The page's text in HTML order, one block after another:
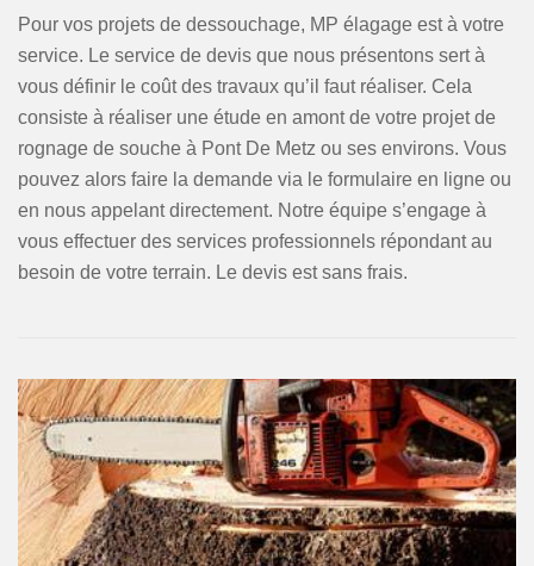
Pour vos projets de dessouchage, MP élagage est à votre
service. Le service de devis que nous présentons sert à
vous définir le coût des travaux qu’il faut réaliser. Cela
consiste à réaliser une étude en amont de votre projet de
rognage de souche à Pont De Metz ou ses environs. Vous
pouvez alors faire la demande via le formulaire en ligne ou
en nous appelant directement. Notre équipe s’engage à
vous effectuer des services professionnels répondant au
besoin de votre terrain. Le devis est sans frais.